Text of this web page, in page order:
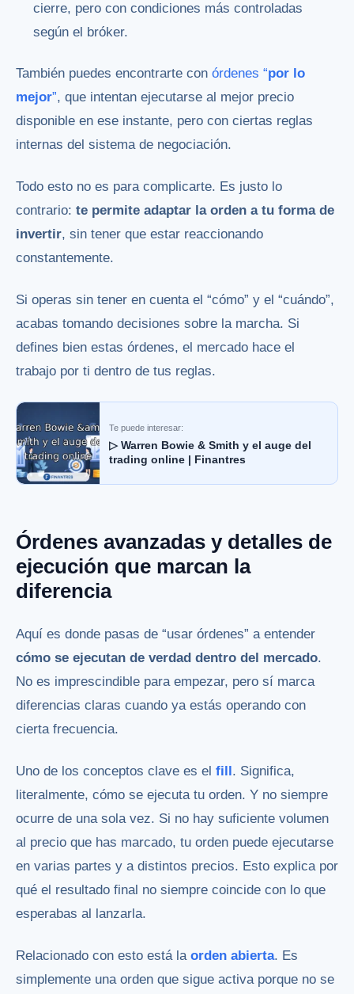
cierre, pero con condiciones más controladas
según el bróker.
También puedes encontrarte con órdenes “por lo
mejor”, que intentan ejecutarse al mejor precio
disponible en ese instante, pero con ciertas reglas
internas del sistema de negociación.
Todo esto no es para complicarte. Es justo lo
contrario: te permite adaptar la orden a tu forma de
invertir, sin tener que estar reaccionando
constantemente.
Si operas sin tener en cuenta el “cómo” y el “cuándo”,
acabas tomando decisiones sobre la marcha. Si
defines bien estas órdenes, el mercado hace el
trabajo por ti dentro de tus reglas.
Te puede interesar:
▷ Warren Bowie & Smith y el auge del
trading online | Finantres
Órdenes avanzadas y detalles de
ejecución que marcan la
diferencia
Aquí es donde pasas de “usar órdenes” a entender
cómo se ejecutan de verdad dentro del mercado.
No es imprescindible para empezar, pero sí marca
diferencias claras cuando ya estás operando con
cierta frecuencia.
Uno de los conceptos clave es el fill. Significa,
literalmente, cómo se ejecuta tu orden. Y no siempre
ocurre de una sola vez. Si no hay suficiente volumen
al precio que has marcado, tu orden puede ejecutarse
en varias partes y a distintos precios. Esto explica por
qué el resultado final no siempre coincide con lo que
esperabas al lanzarla.
Relacionado con esto está la orden abierta. Es
simplemente una orden que sigue activa porque no se